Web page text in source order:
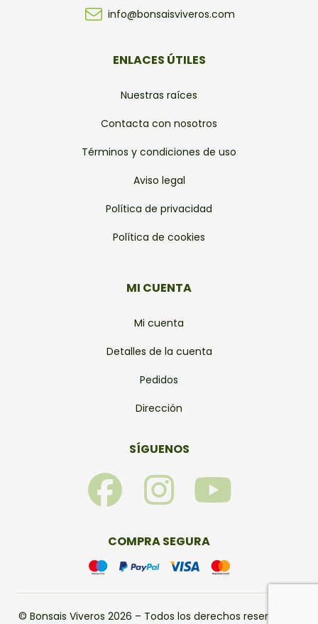
info@bonsaisviveros.com
ENLACES ÚTILES
Nuestras raíces
Contacta con nosotros
Términos y condiciones de uso
Aviso legal
Política de privacidad
Política de cookies
MI CUENTA
Mi cuenta
Detalles de la cuenta
Pedidos
Dirección
SÍGUENOS
F
a
c
e
I
n
s
t
Y
u
t
COMPRA SEGURA
© Bonsais Viveros 2026 – Todos los derechos reservados.